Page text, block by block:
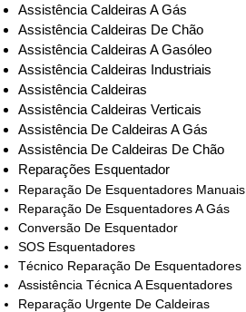
Assistência Caldeiras A Gás
Assistência Caldeiras De Chão
Assistência Caldeiras A Gasóleo
Assistência Caldeiras Industriais
Assistência Caldeiras
Assistência Caldeiras Verticais
Assistência De Caldeiras A Gás
Assistência De Caldeiras De Chão
Reparações Esquentador
Reparação De Esquentadores Manuais
Reparação De Esquentadores A Gás
Conversão De Esquentador
SOS Esquentadores
Técnico Reparação De Esquentadores
Assistência Técnica A Esquentadores
Reparação Urgente De Caldeiras